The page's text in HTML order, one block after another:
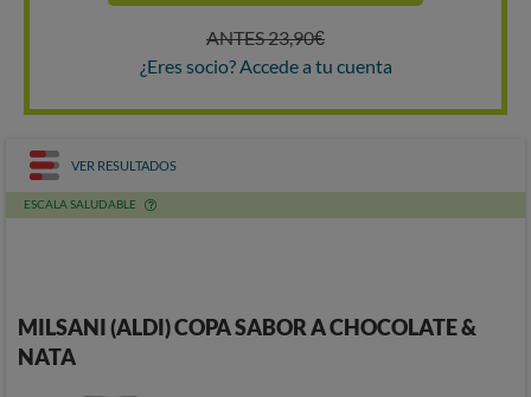
ANTES 23,90€
¿Eres socio? Accede a tu cuenta
VER RESULTADOS
ESCALA SALUDABLE
MILSANI (ALDI) COPA SABOR A CHOCOLATE &
NATA